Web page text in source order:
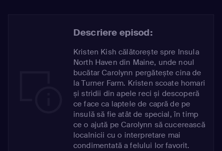
Descriere episod:
Kristen Kish călătorește spre Insula
North Haven din Maine, unde noul
bucătar Carolynn pergătește cina de
la Turner Farm. Kristen scoate homari
și stridii din apele reci și descoperă
ce face ca laptele de capră de pe
insulă să fie atât de special, în timp
ce o ajută pe Carolynn să cucerească
localnicii cu o interpretare mai
condimentată a felului lor favorit.